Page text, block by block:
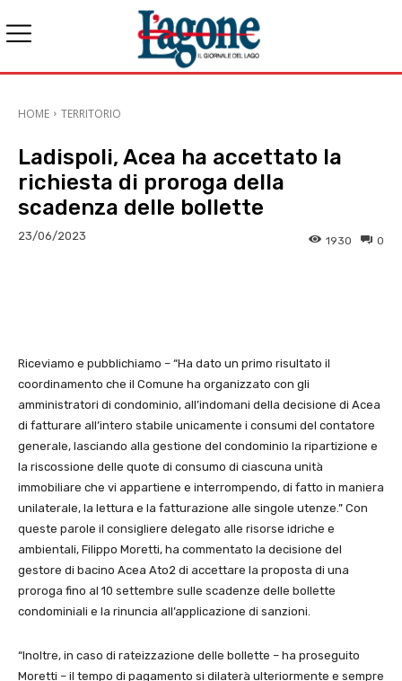
HOME TERRITORIO
Ladispoli, Acea ha accettato la
richiesta di proroga della
scadenza delle bollette
23/06/2023 0
1930
Riceviamo e pubblichiamo – “Ha dato un primo risultato il
coordinamento che il Comune ha organizzato con gli
amministratori di condominio, all’indomani della decisione di Acea
di fatturare all’intero stabile unicamente i consumi del contatore
generale, lasciando alla gestione del condominio la ripartizione e
la riscossione delle quote di consumo di ciascuna unità
immobiliare che vi appartiene e interrompendo, di fatto in maniera
unilaterale, la lettura e la fatturazione alle singole utenze.” Con
queste parole il consigliere delegato alle risorse idriche e
ambientali, Filippo Moretti, ha commentato la decisione del
gestore di bacino Acea Ato2 di accettare la proposta di una
proroga fino al 10 settembre sulle scadenze delle bollette
condominiali e la rinuncia all’applicazione di sanzioni.
“Inoltre, in caso di rateizzazione delle bollette – ha proseguito
Moretti – il tempo di pagamento si dilaterà ulteriormente e sempre